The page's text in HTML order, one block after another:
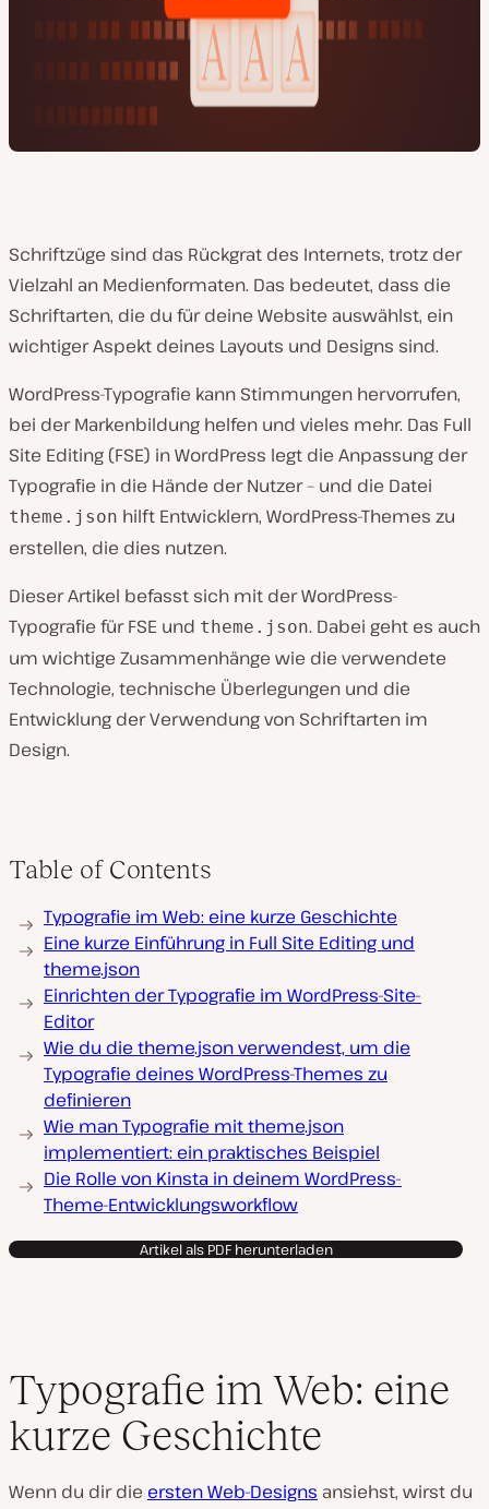
Schriftzüge sind das Rückgrat des Internets, trotz der
Vielzahl an Medienformaten. Das bedeutet, dass die
Schriftarten, die du für deine Website auswählst, ein
wichtiger Aspekt deines Layouts und Designs sind.
WordPress-Typografie kann Stimmungen hervorrufen,
bei der Markenbildung helfen und vieles mehr. Das Full
Site Editing (FSE) in WordPress legt die Anpassung der
Typografie in die Hände der Nutzer – und die Datei
theme.json hilft Entwicklern, WordPress-Themes zu
erstellen, die dies nutzen.
Dieser Artikel befasst sich mit der WordPress-
Typografie für FSE und theme.json. Dabei geht es auch
um wichtige Zusammenhänge wie die verwendete
Technologie, technische Überlegungen und die
Entwicklung der Verwendung von Schriftarten im
Design.
Table of Contents
Typografie im Web: eine kurze Geschichte
Eine kurze Einführung in Full Site Editing und
theme.json
Einrichten der Typografie im WordPress-Site-
Editor
Wie du die theme.json verwendest, um die
Typografie deines WordPress-Themes zu
definieren
Wie man Typografie mit theme.json
implementiert: ein praktisches Beispiel
Die Rolle von Kinsta in deinem WordPress-
Theme-Entwicklungsworkflow
Artikel als PDF herunterladen
Typografie im Web: eine
kurze Geschichte
Wenn du dir die ersten Web-Designs ansiehst, wirst du